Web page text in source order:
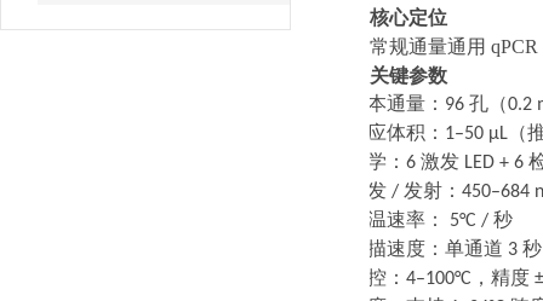
因
核心定位
常规通量通用
关键参数
样本通量： 96 孔（0.2
反应体积： 1–50 μL （
光学： 6 激发 LED + 6
激发 / 发射： 450–684
升温速率： 5°C / 秒
扫描速度：单通道 3
温控： 4–100°C ，精度